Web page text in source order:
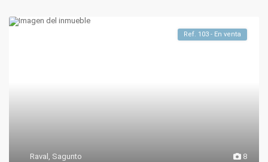
8
Raval , Sagunto
Ref. 103 - En venta